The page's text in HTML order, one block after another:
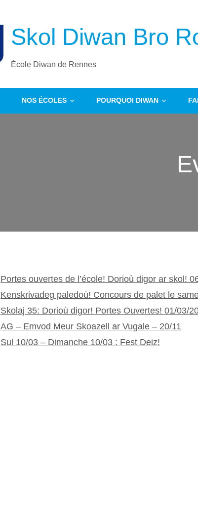
Skol Diwan Bro
École Diwan de Rennes
NOS ÉCOLES POURQUOI DIWAN
Portes ouvertes de l’école! Dorioù digor ar skol!
Kenskrivadeg paledoù! Concours de palet le
Skolaj 35: Dorioù digor! Portes Ouvertes! 01/03/
AG – Emvod Meur Skoazell ar Vugale – 20/11
Sul 10/03 – Dimanche 10/03 : Fest Deiz!